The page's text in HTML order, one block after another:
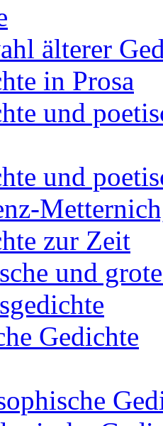
älterer
in Prosa
und
und
zur Zeit
und
Gedichte